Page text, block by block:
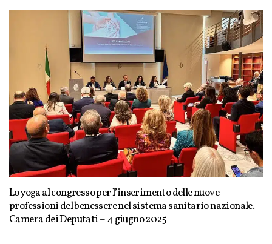
Lo yoga al congresso per l’inserimento delle nuove
professioni del benessere nel sistema sanitario nazionale.
Camera dei Deputati – 4 giugno 2025